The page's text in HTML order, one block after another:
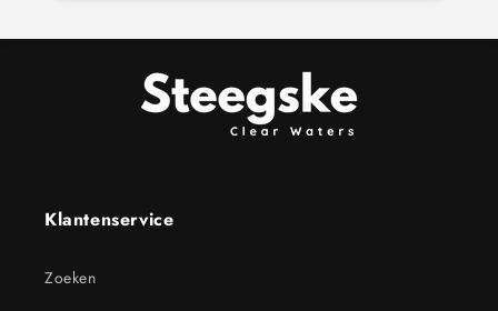
Klantenservice
Zoeken